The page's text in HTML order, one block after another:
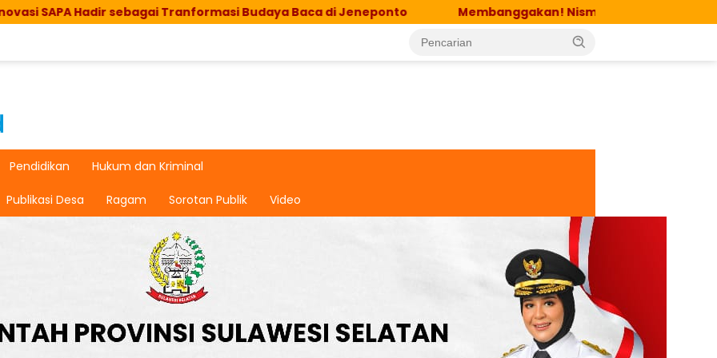
Hadir sebagai Tranformasi Budaya Baca di Jeneponto Membanggakan! Nismawati, Dosen FKM UIT Raih Gelar
Pendidikan Hukum dan Kriminal
Publikasi Desa Ragam Sorotan Publik Video